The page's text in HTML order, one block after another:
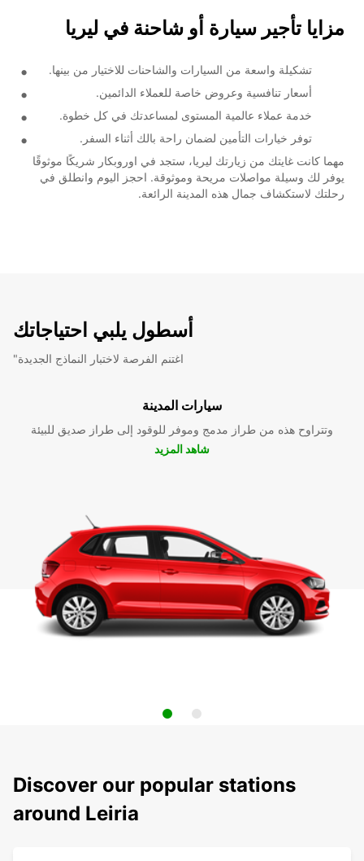
مزايا تأجير سيارة أو شاحنة في ليريا
تشكيلة واسعة من السيارات والشاحنات للاختيار من بينها.
أسعار تنافسية وعروض خاصة للعملاء الدائمين.
خدمة عملاء عالمية المستوى لمساعدتك في كل خطوة.
توفر خيارات التأمين لضمان راحة بالك أثناء السفر.
مهما كانت غايتك من زيارتك ليريا، ستجد في اوروبكار شريكًا موثوقًا
يوفر لك وسيلة مواصلات مريحة وموثوقة. احجز اليوم وانطلق في
رحلتك لاستكشاف جمال هذه المدينة الرائعة.
أسطول يلبي احتياجاتك
"اغتنم الفرصة لاختبار النماذج الجديدة
سيارات المدينة
وتتراوح هذه من طراز مدمج وموفر للوقود إلى طراز صديق للبيئة
شاهد المزيد
Discover our popular stations
around Leiria